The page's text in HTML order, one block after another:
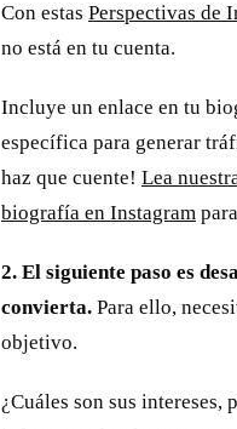
Con estas Perspectivas de
no está en tu cuenta.
Incluye un enlace en tu
específica para generar
haz que cuente! Lea
biografía en Instagram
2. El siguiente paso es
convierta. Para ello,
objetivo.
¿Cuáles son sus